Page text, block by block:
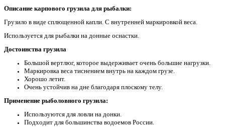
Описание карпового грузила для рыбалки:
Грузило в виде сплющенной капли. С внутренней маркировкой веса.
Используется для рыбалки на донные оснастки.
Достоинства грузила
Большой вертлюг, которое выдерживает очень большие нагрузки.
Маркировка веса тиснением внутрь на каждом грузе.
Хорошо летит.
Очень устойчив на дне благодаря плоскому телу.
Применение рыболовного грузила:
Используются для ловли на донки.
Подходит для большинства водоемов России.